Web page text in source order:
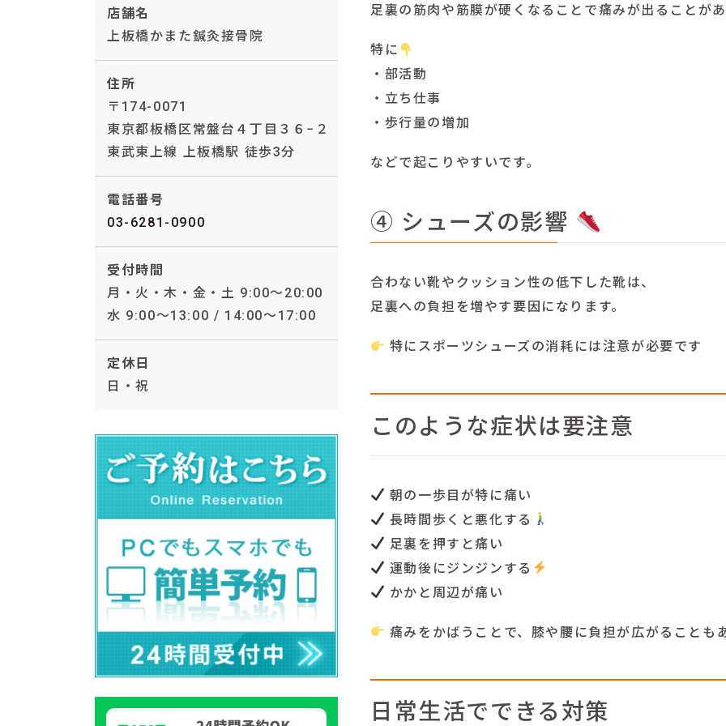
足裏の筋肉や筋膜が硬くなることで痛みが出ることが
特に
・部活動
・立ち仕事
・歩行量の増加
などで起こりやすいです。
④ シューズの影響
合わない靴やクッション性の低下した靴は、
足裏への負担を増やす要因になります。
特にスポーツシューズの消耗には注意が必要です
このような症状は要注意
朝の一歩目が特に痛い
長時間歩くと悪化する
足裏を押すと痛い
運動後にジンジンする
かかと周辺が痛い
痛みをかばうことで、膝や腰に負担が広がることも
日常生活でできる対策
店舗名
上板橋かまた鍼灸接骨院
住所
〒174-0071
東京都板橋区常盤台４丁目３６−２
東武東上線 上板橋駅 徒歩3分
電話番号
03-6281-0900
受付時間
月・火・木・金・土 9:00〜20:00
水 9:00〜13:00 / 14:00〜17:00
定休日
日・祝